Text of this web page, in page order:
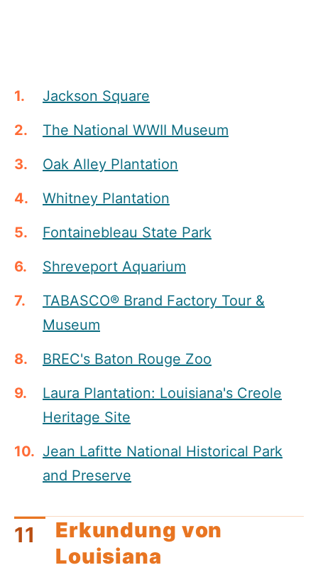
Jackson Square
The National WWII Museum
Oak Alley Plantation
Whitney Plantation
Fontainebleau State Park
Shreveport Aquarium
TABASCO® Brand Factory Tour &
Museum
BREC's Baton Rouge Zoo
Laura Plantation: Louisiana's Creole
Heritage Site
Jean Lafitte National Historical Park
and Preserve
Erkundung von
Louisiana